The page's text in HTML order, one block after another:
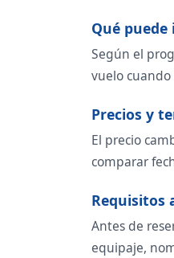
Qué
Según el
vuelo
Precios y
El precio
comparar
Requisitos
Antes de
equipaje,